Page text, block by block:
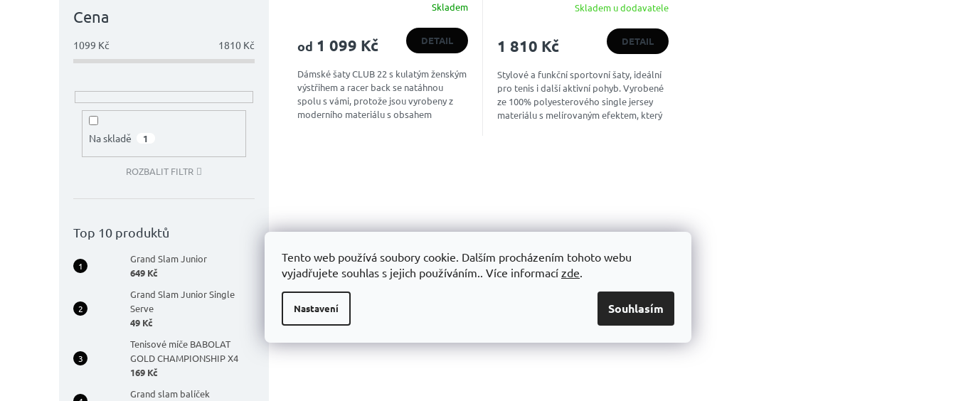
Tento web používá soubory cookie. Dalším procházením tohoto webu
vyjadřujete souhlas s jejich používáním.. Více informací zde.
Nastavení Souhlasím
Cena
1099 Kč 1810 Kč
Na skladě 1
ROZBALIT FILTR
Top 10 produktů
Grand Slam Junior
649 Kč
Grand Slam Junior Single
Serve
49 Kč
Tenisové míče BABOLAT
GOLD CHAMPIONSHIP X4
169 Kč
Grand slam balíček
Skladem
od 1 099 Kč DETAIL
Dámské šaty CLUB 22 s kulatým ženským
výstřihem a racer back se natáhnou
spolu s vámi, protože jsou vyrobeny z
moderního materiálu s obsahem
Skladem u dodavatele
1 810 Kč DETAIL
Stylové a funkční sportovní šaty, ideální
pro tenis i další aktivní pohyb. Vyrobené
ze 100% polyesterového single jersey
materiálu s melírovaným efektem, který
a
c
p
ý